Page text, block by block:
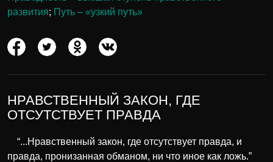
развития; Путь – «узкий путь»
НРАВСТВЕННЫЙ ЗАКОН, ГДЕ
ОТСУТСТВУЕТ ПРАВДА
“...Нравственный закон, где отсутствует правда, и
правда, пронизанная обманом, ни что иное как ложь.”